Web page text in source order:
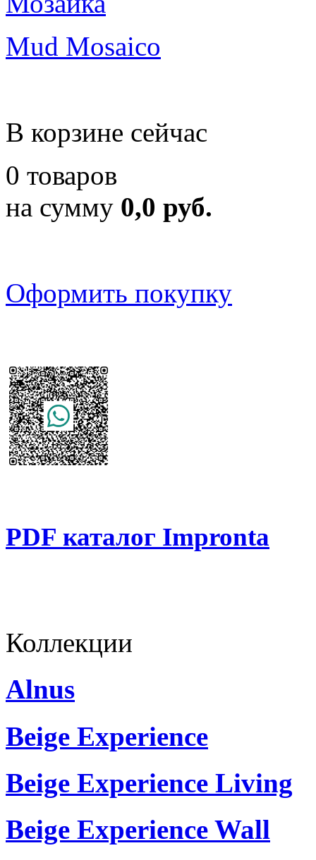
Mud Mosaico
В корзине сейчас
0 товаров
на сумму 0,0 руб.
Оформить покупку
PDF каталог Impronta
Коллекции
Alnus
Beige Experience
Beige Experience Living
Beige Experience Wall